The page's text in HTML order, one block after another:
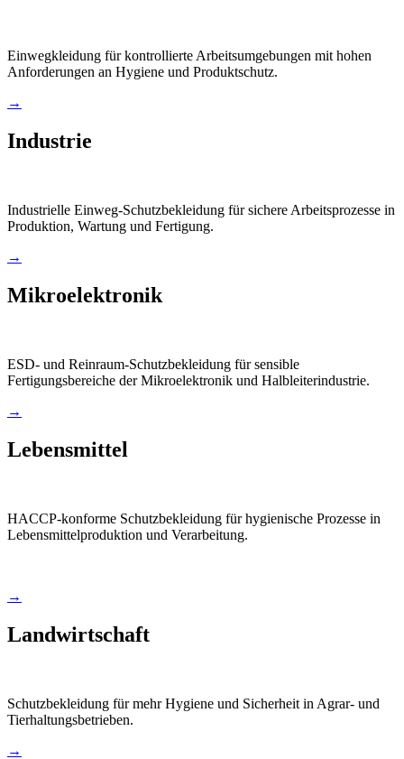
Einwegkleidung für kontrollierte Arbeitsumgebungen mit hohen
Anforderungen an Hygiene und Produktschutz.
→
Industrie
Industrielle Einweg-Schutzbekleidung für sichere Arbeitsprozesse in
Produktion, Wartung und Fertigung.
→
Mikroelektronik
ESD- und Reinraum-Schutzbekleidung für sensible
Fertigungsbereiche der Mikroelektronik und Halbleiterindustrie.
→
Lebensmittel
HACCP-konforme Schutzbekleidung für hygienische Prozesse in
Lebensmittelproduktion und Verarbeitung.
→
Landwirtschaft
Schutzbekleidung für mehr Hygiene und Sicherheit in Agrar- und
Tierhaltungsbetrieben.
→